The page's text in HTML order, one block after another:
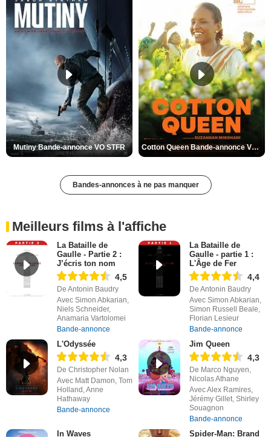
Mutiny Bande-annonce VO STFR Cotton Queen Bande-annonce VO STFR
Bandes-annonces à ne pas manquer
Meilleurs films à l'affiche
La Bataille de
Gaulle - Partie 2 :
J’écris ton nom
4,5
De Antonin Baudry
Avec Simon Abkarian,
Niels Schneider,
Anamaria Vartolomei
Bande-annonce
La Bataille de
Gaulle - partie 1 :
L'Âge de Fer
4,4
De Antonin Baudry
Avec Simon Abkarian,
Simon Russell Beale,
Florian Lesieur
Bande-annonce
L'Odyssée
4,3
De Christopher Nolan
Avec Matt Damon, Tom
Holland, Anne
Hathaway
Bande-annonce
Jim Queen
4,3
De Marco Nguyen,
Nicolas Athane
Avec Alex Ramires,
Jérémy Gillet, Shirley
Souagnon
Bande-annonce
In Waves
Spider-Man: Brand